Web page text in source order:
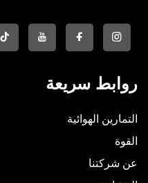
روابط سريعة
التمارين الهوائية
القوة
عن شركتنا